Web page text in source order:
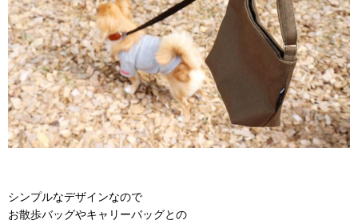
シンプルなデザインなので
お散歩バッグやキャリーバッグとの